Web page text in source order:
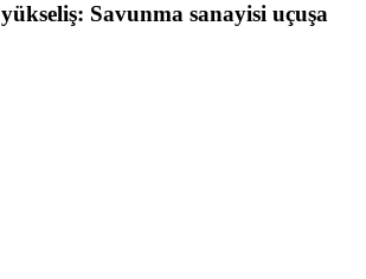
Savunma sanayisi uçuşa